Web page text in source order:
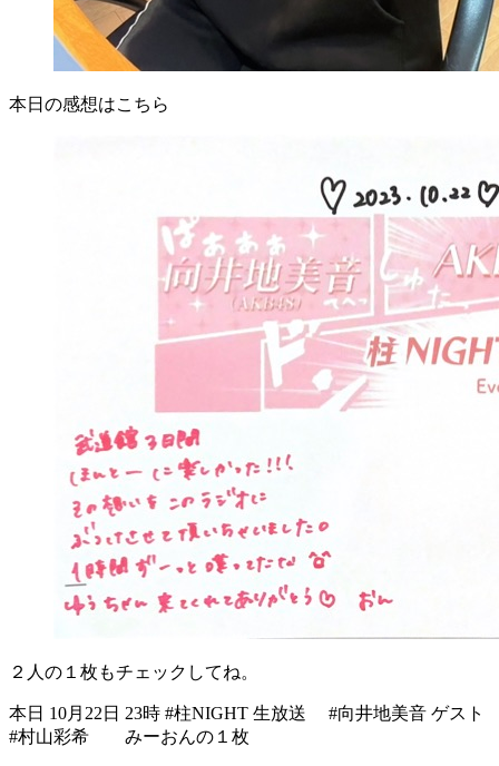
本日の感想はこちら
２人の１枚もチェックしてね。
本日 10月22日 23時 #柱NIGHT 生放送 #向井地美音 ゲスト
#村山彩希 みーおんの１枚